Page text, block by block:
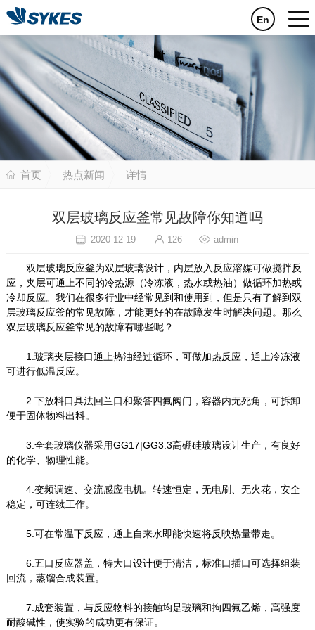
En
首页 热点新闻 详情
双层玻璃反应釜常见故障你知道吗
2020-12-19 126 admin
双层玻璃反应釜为双层玻璃设计，内层放入反应溶媒可做搅拌反
应，夹层可通上不同的冷热源（冷冻液，热水或热油）做循环加热或
冷却反应。我们在很多行业中经常见到和使用到，但是只有了解到双
层玻璃反应釜的常见故障，才能更好的在故障发生时解决问题。那么
双层玻璃反应釜常见的故障有哪些呢？
1.玻璃夹层接口通上热油经过循环，可做加热反应，通上冷冻液
可进行低温反应。
2.下放料口具法回兰口和聚答四氟阀门，容器内无死角，可拆卸
便于固体物料出料。
3.全套玻璃仪器采用GG17|GG3.3高硼硅玻璃设计生产，有良好
的化学、物理性能。
4.变频调速、交流感应电机。转速恒定，无电刷、无火花，安全
稳定，可连续工作。
5.可在常温下反应，通上自来水即能快速将反映热量带走。
6.五口反应器盖，特大口设计便于清洁，标准口插口可选择组装
回流，蒸馏合成装置。
7.成套装置，与反应物料的接触均是玻璃和拘四氟乙烯，高强度
耐酸碱性，使实验的成功更有保证。